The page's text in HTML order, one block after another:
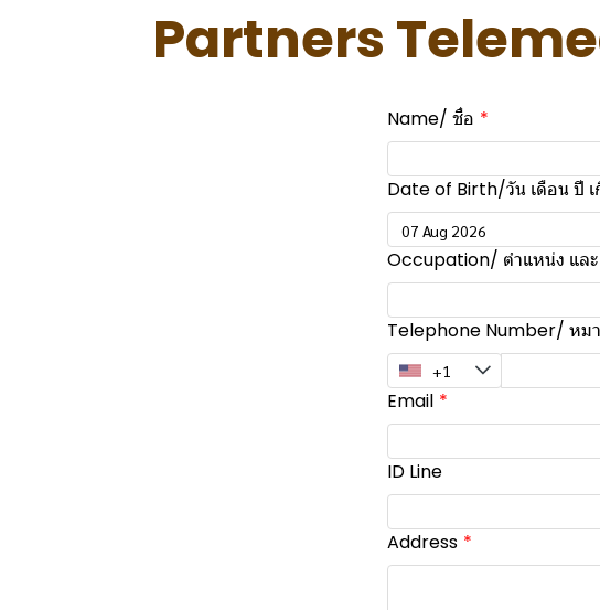
Partners
Name/ ชื่อ
Date of Birth/วัน เดือน ปี เ
Occupation/ ตำแหน่ง แล
Telephone Number/ หม
Email
ID Line
Address